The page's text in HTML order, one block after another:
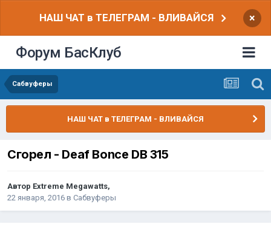
НАШ ЧАТ в ТЕЛЕГРАМ - ВЛИВАЙСЯ ×
Форум БасКлуб
Сабвуферы
НАШ ЧАТ в ТЕЛЕГРАМ - ВЛИВАЙСЯ
Сгорел - Deaf Bonce DB 315
Автор Extreme Megawatts,
22 января, 2016 в Сабвуферы